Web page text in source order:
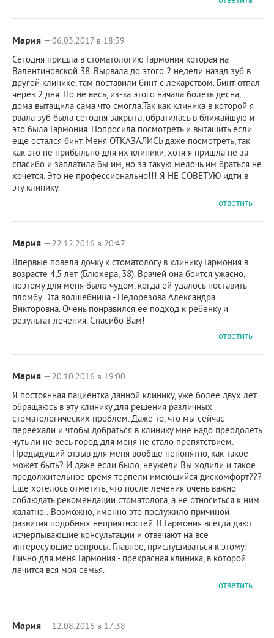
Мария — 06.03.2017 в 18:39
Сегодня пришла в стоматологию Гармония которая на
Валентиновской 38. Вырвала до этого 2 недели назад зуб в
другой клинике, там поставили бинт с лекарством. Бинт отпал
через 2 дня. Но не весь, из-за этого начала болеть десна,
дома вытащила сама что смогла.Так как клиника в которой я
рвала зуб была сегодня закрыта, обратилась в ближайшую и
это была Гармония. Попросила посмотреть и вытащить если
еще остался бинт. Меня ОТКАЗАЛИСЬ даже посмотреть, так
как это не прибыльно для их клиники, хотя я пришла не за
спасибо и заплатила бы им, но за такую мелочь им браться не
хочется. Это не профессионально!!! Я НЕ СОВЕТУЮ идти в
эту клинику.
ответить
Мария — 22.12.2016 в 20:47
Впервые повела дочку к стоматологу в клинику Гармония в
возрасте 4,5 лет (Блюхера, 38). Врачей она боится ужасно,
поэтому для меня было чудом, когда ей удалось поставить
пломбу. Эта волшебница - Недорезова Александра
Викторовна. Очень понравился её подход к ребенку и
результат лечения. Спасибо Вам!
ответить
Мария — 20.10.2016 в 19:00
Я постоянная пациентка данной клинику, уже более двух лет
обращаюсь в эту клинику для решения различных
стоматологических проблем. Даже то, что мы сейчас
переехали и чтобы добраться в клинику мне надо преодолеть
чуть ли не весь город для меня не стало препятствием.
Предыдущий отзыв для меня вообще непонятно, как такое
может быть? И даже если было, неужели Вы ходили и такое
продолжительное время терпели имеющийся дискомфорт???
Еще хотелось отметить, что после лечения очень важно
соблюдать рекомендации стоматолога, а не относиться к ним
халатно...Возможно, именно это послужило причиной
развития подобных неприятностей. В Гармония всегда дают
исчерпывающие консультации и отвечают на все
интересующие вопросы. Главное, прислушиваться к этому!
Лично для меня Гармония - прекрасная клиника, в которой
лечится вся моя семья.
ответить
Мария — 12.08.2016 в 17:38